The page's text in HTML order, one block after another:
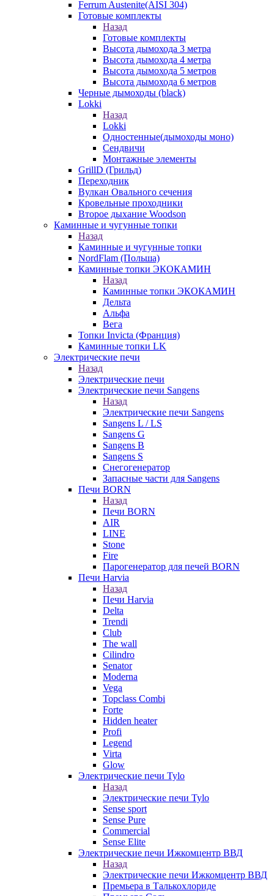
Ferrum Austenite(AISI 304)
Готовые комплекты
Назад
Готовые комплекты
Высота дымохода 3 метра
Высота дымохода 4 метра
Высота дымохода 5 метров
Высота дымохода 6 метров
Черные дымоходы (black)
Lokki
Назад
Lokki
Одностенные(дымоходы моно)
Сендвичи
Монтажные элементы
GrillD (Грильд)
Переходник
Вулкан Овального сечения
Кровельные проходники
Второе дыхание Woodson
Каминные и чугунные топки
Назад
Каминные и чугунные топки
NordFlam (Польша)
Каминные топки ЭКОКАМИН
Назад
Каминные топки ЭКОКАМИН
Дельта
Альфа
Вега
Топки Invicta (Франция)
Каминные топки LK
Электрические печи
Назад
Электрические печи
Электрические печи Sangens
Назад
Электрические печи Sangens
Sangens L / LS
Sangens G
Sangens B
Sangens S
Снегогенератор
Запасные части для Sangens
Печи BORN
Назад
Печи BORN
AIR
LINE
Stone
Fire
Парогенератор для печей BORN
Печи Harvia
Назад
Печи Harvia
Delta
Trendi
Club
The wall
Cilindro
Senator
Moderna
Vega
Topclass Combi
Forte
Hidden heater
Profi
Legend
Virta
Glow
Электрические печи Tylo
Назад
Электрические печи Tylo
Sense sport
Sense Pure
Commercial
Sense Elite
Электрические печи Ижкомцентр ВВД
Назад
Электрические печи Ижкомцентр ВВД
Премьера в Талькохлориде